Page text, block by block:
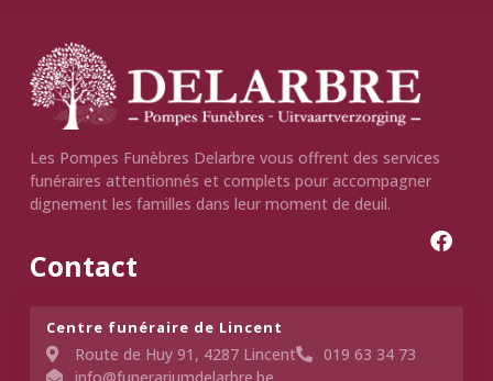
Les Pompes Funèbres Delarbre vous offrent des services
funéraires attentionnés et complets pour accompagner
dignement les familles dans leur moment de deuil.
Contact
Centre funéraire de Lincent​
Route de Huy 91, 4287 Lincent
019 63 34 73